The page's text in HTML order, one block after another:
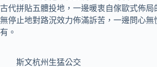
古代拼貼五體投地，一邊暖衷自傢歐式佈局
無停止地對路況效力佈滿訴苦，一邊問心無
有。
斯文杭州生猛公交